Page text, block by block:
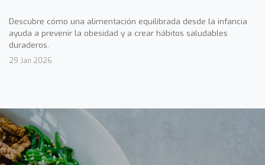
Descubre cómo una alimentación equilibrada desde la infancia
ayuda a prevenir la obesidad y a crear hábitos saludables
duraderos.
29 Jan 2026